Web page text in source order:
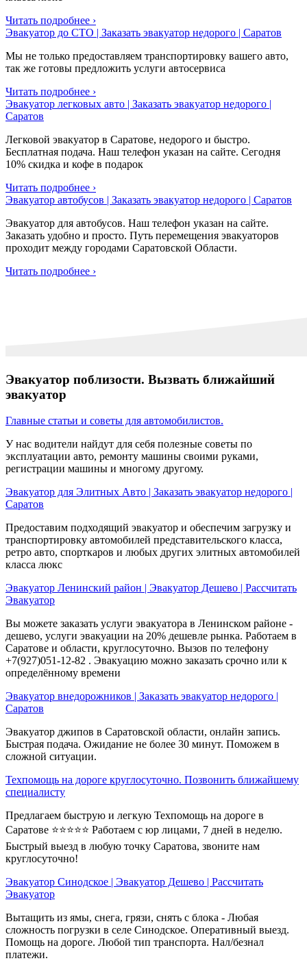
Читать подробнее ›
Эвакуатор до СТО | Заказать эвакуатор недорого | Саратов
Мы не только предоставляем транспортировку вашего авто,
так же готовы предложить услуги автосервиса
Читать подробнее ›
Эвакуатор легковых авто | Заказать эвакуатор недорого |
Саратов
Легковой эвакуатор в Саратове, недорого и быстро.
Бесплатная подача. Наш телефон указан на сайте. Сегодня
10% скидка и кофе в подарок
Читать подробнее ›
Эвакуатор автобусов | Заказать эвакуатор недорого | Саратов
Эвакуатор для автобусов. Наш телефон указан на сайте.
Заказать удобно и просто. Путь перемещения эвакуаторов
проходит между городами Саратовской Области.
Читать подробнее ›
Эвакуатор поблизости. Вызвать ближайший
эвакуатор
Главные статьи и советы для автомобилистов.
У нас водители найдут для себя полезные советы по
эксплуатации авто, ремонту машины своими руками,
регистрации машины и многому другому.
Эвакуатор для Элитных Авто | Заказать эвакуатор недорого |
Саратов
Предоставим подходящий эвакуатор и обеспечим загрузку и
транспортировку автомобилей представительского класса,
ретро авто, спорткаров и любых других элитных автомобилей
класса люкс
Эвакуатор Ленинский район | Эвакуатор Дешево | Рассчитать
Эвакуатор
Вы можете заказать услуги эвакуатора в Ленинском районе -
дешево, услуги эвакуации на 20% дешевле рынка. Работаем в
Саратове и области, круглосуточно. Вызов по телефону
+7(927)051-12-82 . Эвакуацию можно заказать срочно или к
определённому времени
Эвакуатор внедорожников | Заказать эвакуатор недорого |
Саратов
Эвакуатор джипов в Саратовской области, онлайн запись.
Быстрая подача. Ожидание не более 30 минут. Поможем в
сложной ситуации.
Техпомощь на дороге круглосуточно. Позвонить ближайшему
специалисту
Предлагаем быструю и легкую Техпомощь на дороге в
Саратове ⭐⭐⭐⭐⭐ Работаем с юр лицами, 7 дней в неделю.
Быстрый выезд в любую точку Саратова, звоните нам
круглосуточно!
Эвакуатор Синодское | Эвакуатор Дешево | Рассчитать
Эвакуатор
Вытащить из ямы, снега, грязи, снять с блока - Любая
сложность погрузки в селе Синодское. Оперативный выезд.
Помощь на дороге. Любой тип транспорта. Нал/безнал
платежи.